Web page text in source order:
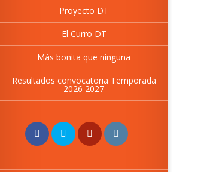
Proyecto DT
El Curro DT
Más bonita que ninguna
Resultados convocatoria Temporada
2026 2027